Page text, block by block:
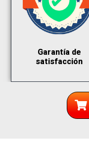
Garantía de
satisfacción